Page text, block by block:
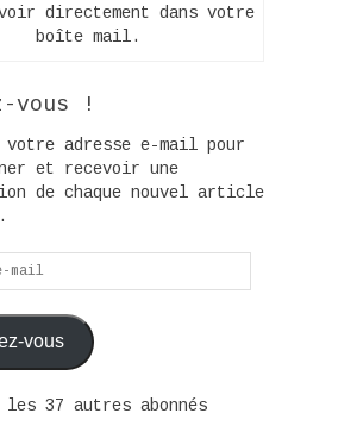
directement dans votre
boîte mail.
vous !
votre adresse e-mail pour
et recevoir une
de chaque nouvel article
vous
les 37 autres abonnés